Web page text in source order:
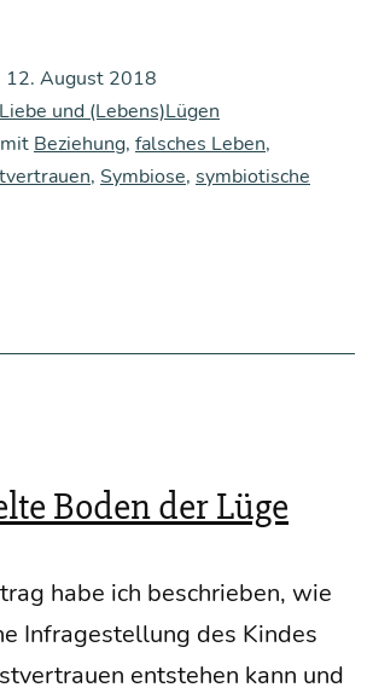
12. August 2018
Liebe und (Lebens)Lügen
Beziehung, falsches Leben,
, Symbiose, symbiotische
Boden der Lüge
habe ich beschrie­ben, wie
Infra­ge­stel­lung des Kin­des
ent­ste­hen kann und